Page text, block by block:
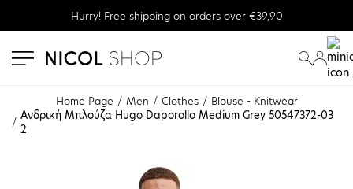
Hurry! Free shipping on orders over €39,90
Home Page Men Clothes
Blouse - Κnitwear
Ανδρική Μπλούζα Hugo Daporollo Medium Grey 50547372-03
2